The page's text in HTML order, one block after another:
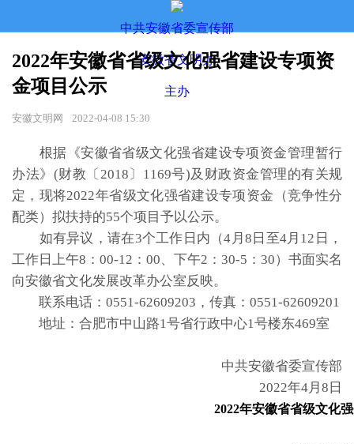
中共安徽省委宣传部
安徽省文明办
主办
2022年安徽省省级文化强省建设专项资
金项目公示
安徽文明网 2022-04-08 15:30
根据《安徽省省级文化强省建设专项资金管理暂行
办法》(财教〔2018〕1169号)及财政资金管理的有关规
定，现将2022年省级文化强省建设专项资金（竞争性分
配类）拟扶持的55个项目予以公示。
如有异议，请在3个工作日内（4月8日至4月12日，
工作日上午8：00-12：00、下午2：30-5：30）书面实名
向安徽省文化发展改革办公室反映。
联系电话：0551-62609203，传真：0551-62609201
地址：合肥市中山路1号省行政中心1号楼东469室
中共安徽省委宣传部
2022年4月8日
2022年安徽省省级文化